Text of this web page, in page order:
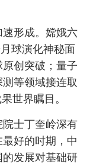
形成。嫦娥六
球演化神秘面
创突破；量子
等领域接连取
世界瞩目。
院士丁奎岭深有
好的时期，中
发展对基础研